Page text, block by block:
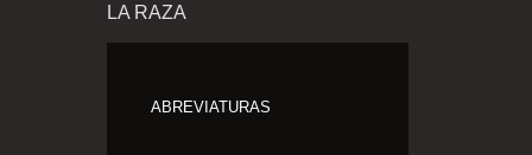
LA RAZA
ABREVIATURAS